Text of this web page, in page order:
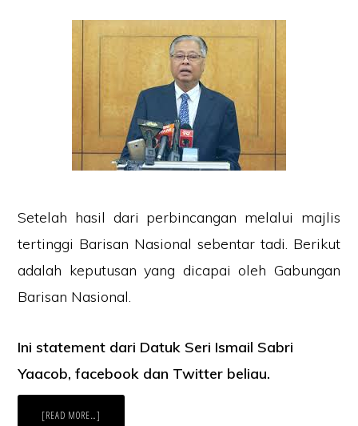
Setelah hasil dari perbincangan melalui majlis
tertinggi Barisan Nasional sebentar tadi. Berikut
adalah keputusan yang dicapai oleh Gabungan
Barisan Nasional.
Ini statement dari Datuk Seri Ismail Sabri
Yaacob, facebook dan Twitter beliau.
[READ MORE…]